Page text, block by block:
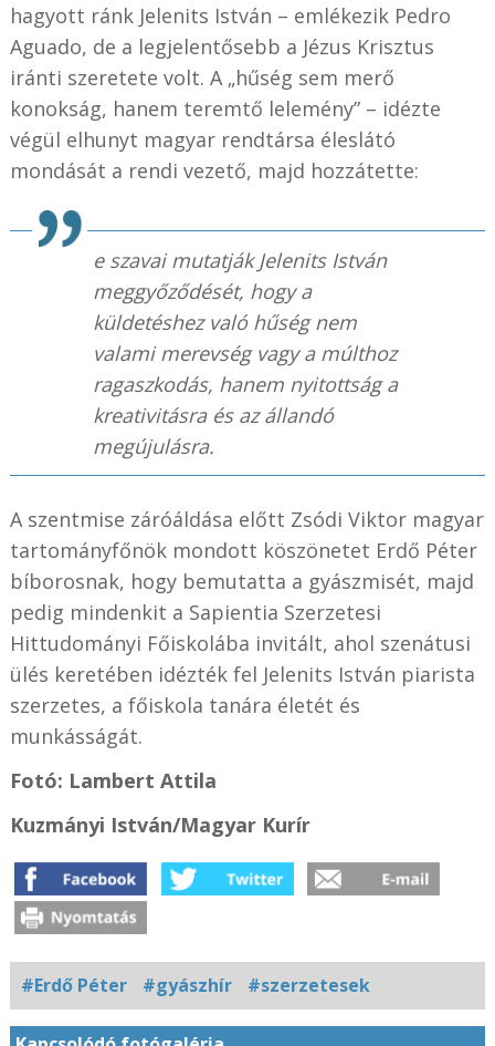
hagyott ránk Jelenits István – emlékezik Pedro
Aguado, de a legjelentősebb a Jézus Krisztus
iránti szeretete volt. A „hűség sem merő
konokság, hanem teremtő lelemény” – idézte
végül elhunyt magyar rendtársa éleslátó
mondását a rendi vezető, majd hozzátette:
e szavai mutatják Jelenits István
meggyőződését, hogy a
küldetéshez való hűség nem
valami merevség vagy a múlthoz
ragaszkodás, hanem nyitottság a
kreativitásra és az állandó
megújulásra.
A szentmise záróáldása előtt Zsódi Viktor magyar
tartományfőnök mondott köszönetet Erdő Péter
bíborosnak, hogy bemutatta a gyászmisét, majd
pedig mindenkit a Sapientia Szerzetesi
Hittudományi Főiskolába invitált, ahol szenátusi
ülés keretében idézték fel Jelenits István piarista
szerzetes, a főiskola tanára életét és
munkásságát.
Fotó: Lambert Attila
Kuzmányi István/Magyar Kurír
#Erdő Péter #gyászhír #szerzetesek